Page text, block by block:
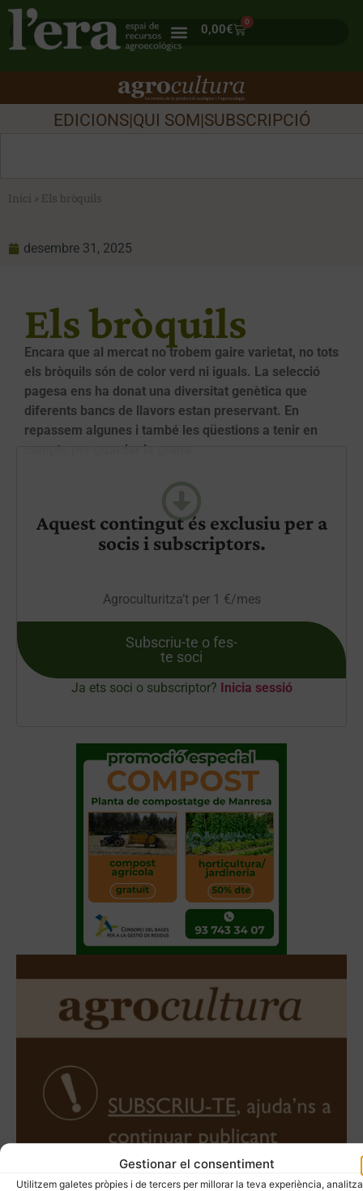
Gestionar el consentiment
Utilitzem galetes pròpies i de tercers per millorar la teva experiència,
0,00€
0
EDICIONS|QUI SOM|SUBSCRIPCIÓ
Inici » Els bròquils
desembre 31, 2025
Els bròquils
Encara que al mercat no trobem gaire varietat, no tots
els bròquils són de color verd ni iguals. La selecció
pagesa ens ha donat una diversitat genètica que
diferents bancs de llavors estan preservant. En
repassem algunes i també les qüestions a tenir en
compte per guardar la grana.
Aquest contingut és exclusiu per a
socis i subscriptors.
Agroculturitza’t per 1 €/mes
Subscriu-te o fes-
te soci
Ja ets soci o subscriptor? Inicia sessió